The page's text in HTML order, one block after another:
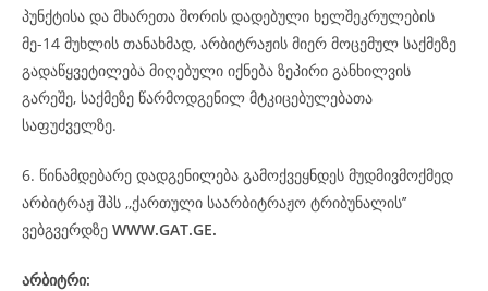
პუნქტისა და მხარეთა შორის დადებული ხელშეკრულების
მე-14 მუხლის თანახმად, არბიტრაჟის მიერ მოცემულ საქმეზე
გადაწყვეტილება მიღებული იქნება ზეპირი განხილვის
გარეშე, საქმეზე წარმოდგენილ მტკიცებულებათა
საფუძველზე.
6. წინამდებარე დადგენილება გამოქვეყნდეს მუდმივმოქმედ
არბიტრაჟ შპს ,,ქართული საარბიტრაჟო ტრიბუნალის’’
ვებგვერდზე WWW.GAT.GE.
არბიტრი: